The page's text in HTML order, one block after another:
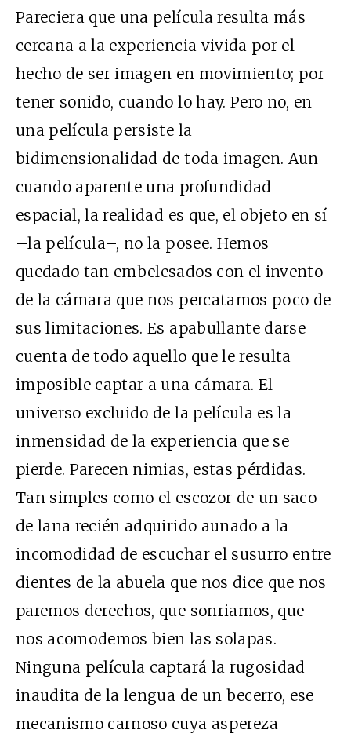
Pareciera que una película resulta más
cercana a la experiencia vivida por el
hecho de ser imagen en movimiento; por
tener sonido, cuando lo hay. Pero no, en
una película persiste la
bidimensionalidad de toda imagen. Aun
cuando aparente una profundidad
espacial, la realidad es que, el objeto en sí
–la película–, no la posee. Hemos
quedado tan embelesados con el invento
de la cámara que nos percatamos poco de
sus limitaciones. Es apabullante darse
cuenta de todo aquello que le resulta
imposible captar a una cámara. El
universo excluido de la película es la
inmensidad de la experiencia que se
pierde. Parecen nimias, estas pérdidas.
Tan simples como el escozor de un saco
de lana recién adquirido aunado a la
incomodidad de escuchar el susurro entre
dientes de la abuela que nos dice que nos
paremos derechos, que sonriamos, que
nos acomodemos bien las solapas.
Ninguna película captará la rugosidad
inaudita de la lengua de un becerro, ese
mecanismo carnoso cuya aspereza